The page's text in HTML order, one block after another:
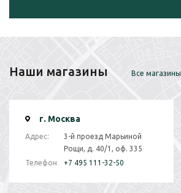
Наши магазины Все магазины
г. Москва
Адрес:
3-й проезд Марьиной
Рощи, д. 40/1, оф. 335
Телефон
+7 495 111-32-50